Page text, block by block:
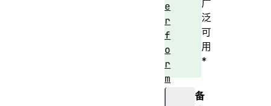
广
泛
可
用
*
备
e
r
f
o
r
m
a